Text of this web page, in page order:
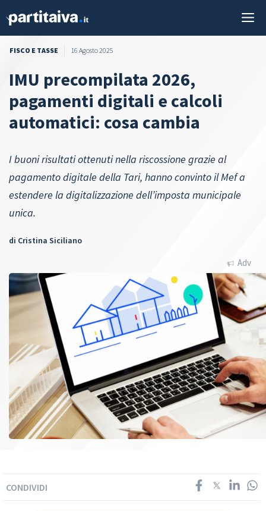
FISCO E TASSE 16 Agosto 2025
IMU precompilata 2026,
pagamenti digitali e calcoli
automatici: cosa cambia
I buoni risultati ottenuti nella riscossione grazie al
pagamento digitale della Tari, hanno convinto il Mef a
estendere la digitalizzazione dell’imposta municipale
unica.
di Cristina Siciliano
Adv
CONDIVIDI